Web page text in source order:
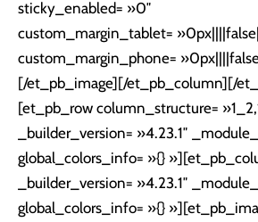
sticky_enabled= »0″
custom_margin_tablet=
custom_margin_phone=
[/et_pb_image][/et_pb_column][/
[et_pb_row column_structure=
_builder_version= »4.23.1″
global_colors_info= »{}
_builder_version= »4.23.1″
global_colors_info= »{}